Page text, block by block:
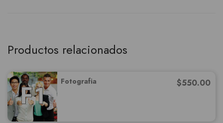
Productos relacionados
Fotografia $550.00